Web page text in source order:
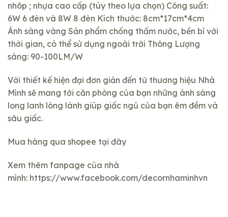
nhôp ; nhựa cao cấp (tùy theo lựa chọn) Công suất:
6W 6 đèn và 8W 8 đèn Kích thước: 8cm*17cm*4cm
Ánh sáng vàng Sản phẩm chống thấm nước, bền bỉ với
thời gian, có thể sử dụng ngoài trời Thông Lượng
sáng: 90-100LM/W
Với thiết kế hiện đại đơn giản đến từ thương hiệu Nhà
Mình sẽ mang tới căn phòng của bạn những ánh sáng
long lanh lóng lánh giúp giấc ngủ của bạn êm đềm và
sâu giấc.
Mua hàng qua shopee tại đây
Xem thêm fanpage của nhà
mình: https://www.facebook.com/decornhaminhvn